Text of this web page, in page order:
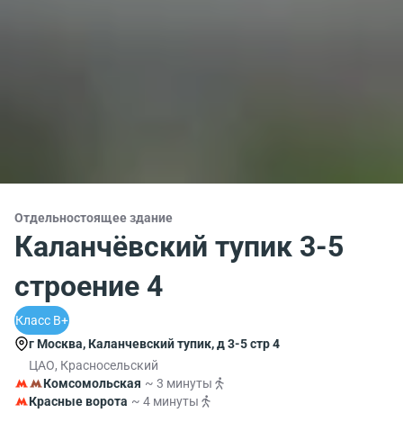
Отдельностоящее здание
Каланчёвский тупик 3-5
строение 4
Класс B+
г Москва, Каланчевский тупик, д 3-5 стр 4
ЦАО, Красносельский
Комсомольская ~ 3 минуты
Красные ворота ~ 4 минуты